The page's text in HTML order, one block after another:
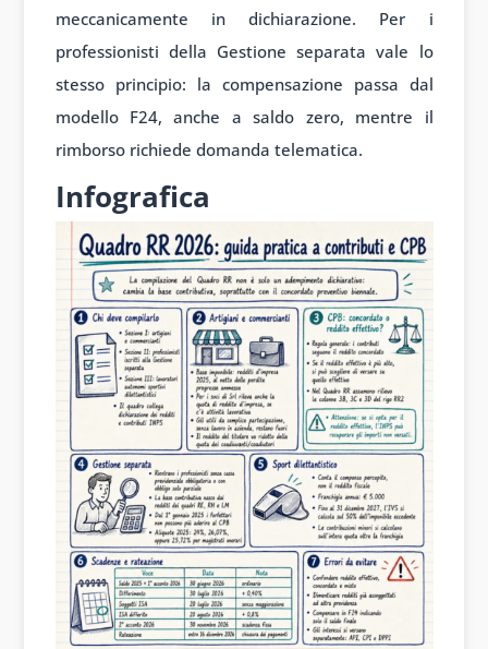
meccanicamente in dichiarazione. Per i
professionisti della Gestione separata vale lo
stesso principio: la compensazione passa dal
modello F24, anche a saldo zero, mentre il
rimborso richiede domanda telematica.
Infografica